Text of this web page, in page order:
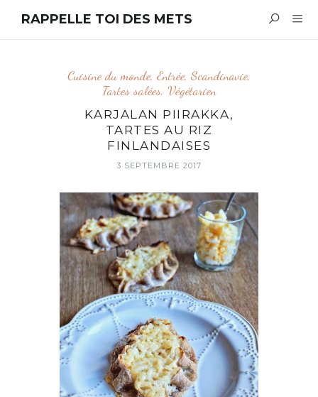
RAPPELLE TOI DES METS
Cuisine du monde, Entrée,Scandinavie,
Tartes salées, Végétarien
KARJALAN PIIRAKKA,
TARTES AU RIZ
FINLANDAISES
3 SEPTEMBRE 2017